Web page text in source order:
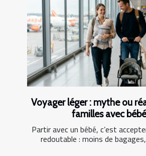
Voyager léger : mythe ou
familles avec
Partir avec un bébé, c’est
redoutable : moins de